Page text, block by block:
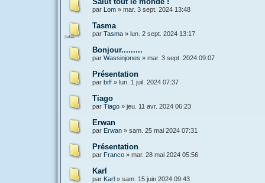
par Lom » mar. 3 sept. 2024 13:48
Tasma
par Tasma » lun. 2 sept. 2024 13:17
Bonjour.........
par Wassinjones » mar. 3 sept. 2024 09:07
Présentation
par biff » lun. 1 juil. 2024 07:37
Tiago
par Tiago » jeu. 11 avr. 2024 06:23
Erwan
par Erwan » sam. 25 mai 2024 07:31
Présentation
par Franco » mar. 28 mai 2024 05:56
Karl
par Karl » sam. 15 juin 2024 09:43